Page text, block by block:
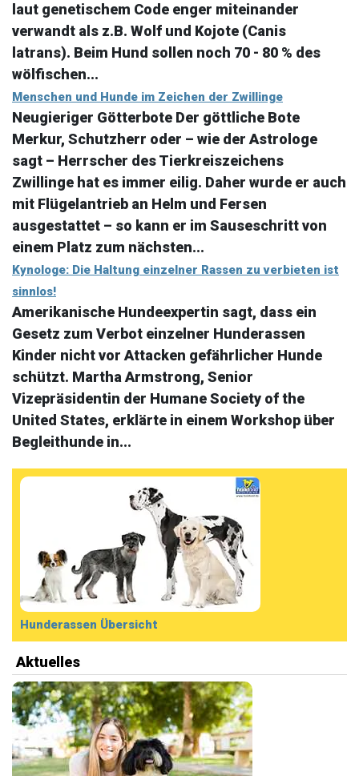
laut genetischem Code enger miteinander
verwandt als z.B. Wolf und Kojote (Canis
latrans). Beim Hund sollen noch 70 - 80 % des
wölfischen...
Menschen und Hunde im Zeichen der Zwillinge
Neugieriger Götterbote Der göttliche Bote
Merkur, Schutzherr oder – wie der Astrologe
sagt – Herrscher des Tierkreiszeichens
Zwillinge hat es immer eilig. Daher wurde er auch
mit Flügelantrieb an Helm und Fersen
ausgestattet – so kann er im Sauseschritt von
einem Platz zum nächsten...
Kynologe: Die Haltung einzelner Rassen zu verbieten ist
sinnlos!
Amerikanische Hundeexpertin sagt, dass ein
Gesetz zum Verbot einzelner Hunderassen
Kinder nicht vor Attacken gefährlicher Hunde
schützt. Martha Armstrong, Senior
Vizepräsidentin der Humane Society of the
United States, erklärte in einem Workshop über
Begleithunde in...
Hunderassen Übersicht
Aktuelles